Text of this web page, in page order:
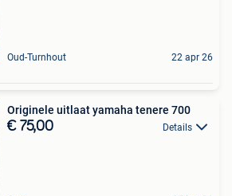
Oud-Turnhout 22 apr 26
Originele uitlaat yamaha tenere 700
€ 75,00 Details